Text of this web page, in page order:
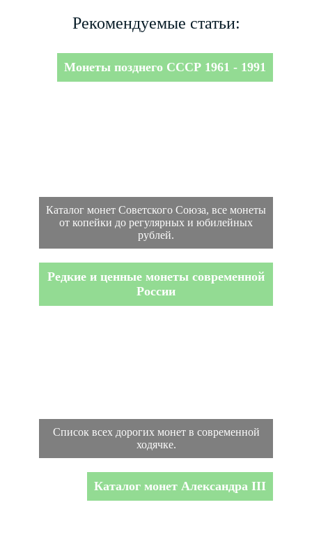
Рекомендуемые статьи:
Монеты позднего СССР 1961 - 1991
Каталог монет Советского Союза, все монеты
от копейки до регулярных и юбилейных
рублей.
Редкие и ценные монеты современной
России
Список всех дорогих монет в современной
ходячке.
Каталог монет Александра III